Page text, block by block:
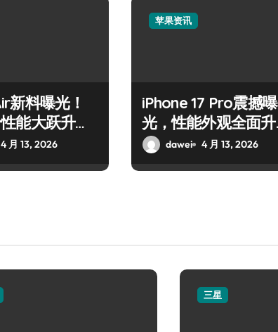
新料曝光！
能大跃升引
4 月 13, 2026
苹果资讯
iPhone 17 Pro震撼曝
光，性能外观全面升
级！dawei 4 月 13, 2026
三星